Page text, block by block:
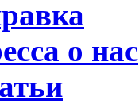
о нас